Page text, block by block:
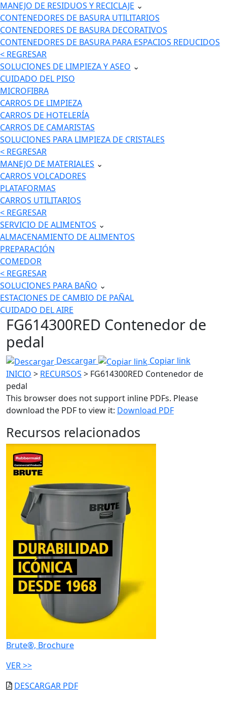
MANEJO DE RESIDUOS Y RECICLAJE ⌄
CONTENEDORES DE BASURA UTILITARIOS
CONTENEDORES DE BASURA DECORATIVOS
CONTENEDORES DE BASURA PARA ESPACIOS REDUCIDOS
< REGRESAR
SOLUCIONES DE LIMPIEZA Y ASEO ⌄
CUIDADO DEL PISO
MICROFIBRA
CARROS DE LIMPIEZA
CARROS DE HOTELERÍA
CARROS DE CAMARISTAS
SOLUCIONES PARA LIMPIEZA DE CRISTALES
< REGRESAR
MANEJO DE MATERIALES ⌄
CARROS VOLCADORES
PLATAFORMAS
CARROS UTILITARIOS
< REGRESAR
SERVICIO DE ALIMENTOS ⌄
ALMACENAMIENTO DE ALIMENTOS
PREPARACIÓN
COMEDOR
< REGRESAR
SOLUCIONES PARA BAÑO ⌄
ESTACIONES DE CAMBIO DE PAÑAL
CUIDADO DEL AIRE
FG614300RED Contenedor de
pedal
Descargar
Copiar link
INICIO > RECURSOS > FG614300RED Contenedor de
pedal
This browser does not support inline PDFs. Please
download the PDF to view it: Download PDF
Recursos relacionados
Brute®, Brochure
VER >>
DESCARGAR PDF